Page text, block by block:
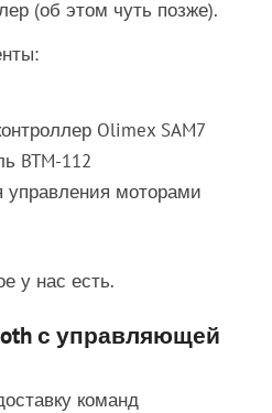
(об этом чуть позже).
Olimex SAM7
BTM-112
управления моторами
у нас есть.
с управляющей
команд